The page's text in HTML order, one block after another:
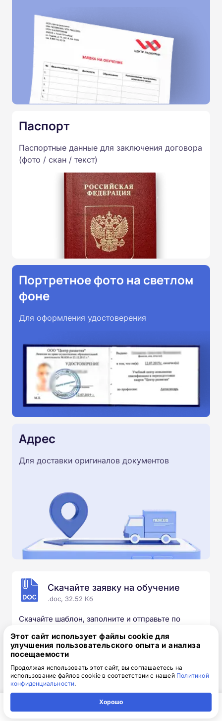
Паспорт
Паспортные данные для заключения договора
(фото / скан / текст)
Портретное фото на светлом
фоне
Для оформления удостоверения
Адрес
Для доставки оригиналов документов
Скачайте заявку на обучение
.doc, 32.52 Кб
Скачайте шаблон, заполните и отправьте по
Обязательно укажите контактный номер телефон.
Наш специалист свяжется с вами и утонит все
Выбирайте курс под свои цели
Этот сайт использует файлы cookie для
улучшения пользовательского опыта и анализа
посещаемости
Продолжая использовать этот сайт, вы соглашаетесь на
использование файлов cookie в соответствии с нашей Политикой
конфиденциальности.
Хорошо